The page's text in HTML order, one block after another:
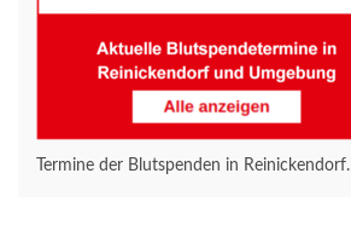
Termine der Blutspenden in Reinickendorf.